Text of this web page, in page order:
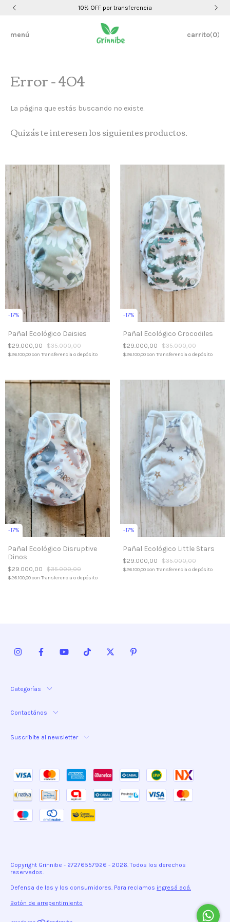
10% OFF por transferencia
menú carrito(0)
Error - 404
La página que estás buscando no existe.
Quizás te interesen los siguientes productos.
-17%
Pañal Ecológico Daisies
$29.000,00 $35.000,00
$26.100,00con Transferencia o depósito
-17%
Pañal Ecológico Crocodiles
$29.000,00 $35.000,00
$26.100,00con Transferencia o depósito
-17%
Pañal Ecológico Disruptive
Dinos
$29.000,00 $35.000,00
$26.100,00con Transferencia o depósito
-17%
Pañal Ecológico Little Stars
$29.000,00 $35.000,00
$26.100,00con Transferencia o depósito
Categorías
Contactános
Suscribite al newsletter
Copyright Grinnibe - 27276557926 - 2026. Todos los derechos
reservados.
Defensa de las y los consumidores. Para reclamos ingresá acá.
Botón de arrepentimiento